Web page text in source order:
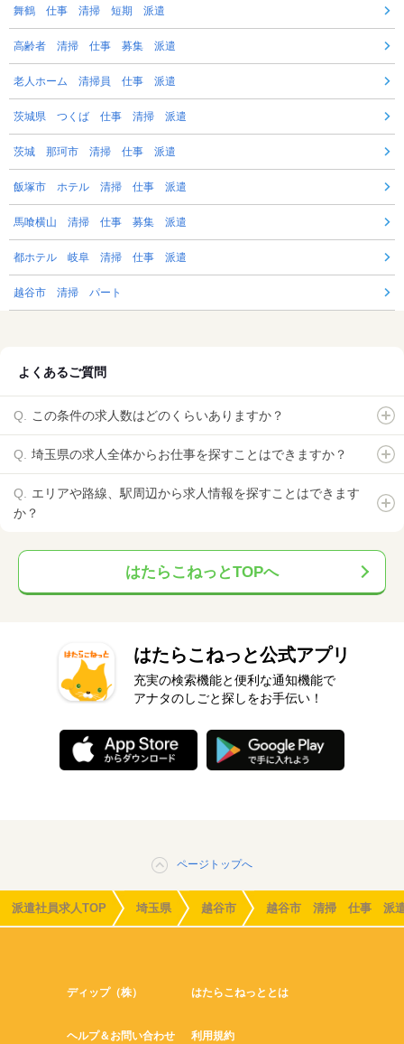
舞鶴 仕事 清掃 短期 派遣
高齢者 清掃 仕事 募集 派遣
老人ホーム 清掃員 仕事 派遣
茨城県 つくば 仕事 清掃 派遣
茨城 那珂市 清掃 仕事 派遣
飯塚市 ホテル 清掃 仕事 派遣
馬喰横山 清掃 仕事 募集 派遣
都ホテル 岐阜 清掃 仕事 派遣
越谷市 清掃 パート
よくあるご質問
この条件の求人数はどのくらいありますか？
埼玉県の求人全体からお仕事を探すことはできますか？
エリアや路線、駅周辺から求人情報を探すことはできます
か？
はたらこねっとTOPへ
はたらこねっと公式アプリ
充実の検索機能と便利な通知機能で
アナタのしごと探しをお手伝い！
ページトップへ
派遣社員求人TOP 埼玉県 越谷市 越谷市 清掃 仕事 派遣
ディップ（株） はたらこねっととは
ヘルプ＆お問い合わせ 利用規約